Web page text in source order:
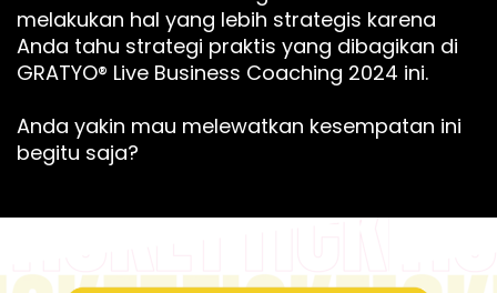
melakukan hal yang lebih strategis karena
Anda tahu strategi praktis yang dibagikan di
GRATYO® Live Business Coaching 2024 ini.
Anda yakin mau melewatkan kesempatan ini
begitu saja?